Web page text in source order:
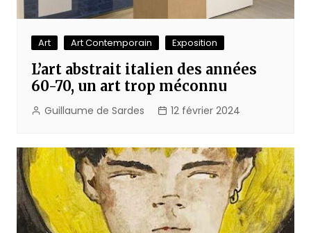
Art Art Contemporain Exposition
L’art abstrait italien des années
60-70, un art trop méconnu
Guillaume de Sardes 12 février 2024